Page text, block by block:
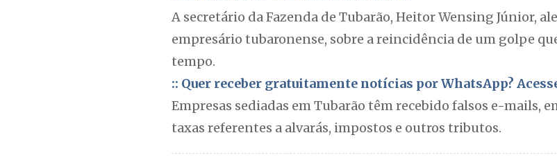
A secretário da Fazenda de Tubarão, Heitor Wensing Júnior,
empresário tubaronense, sobre a reincidência de um golpe
tempo.
:: Quer receber gratuitamente notícias por WhatsApp?
Empresas sediadas em Tubarão têm recebido falsos e-mails,
taxas referentes a alvarás, impostos e outros tributos.